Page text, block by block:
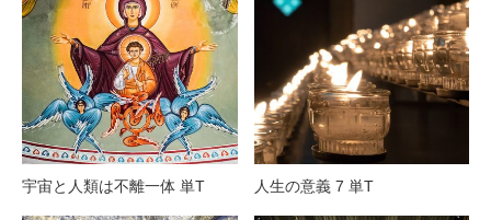
宇宙と人類は不離一体 単T 人生の意義 7 単T